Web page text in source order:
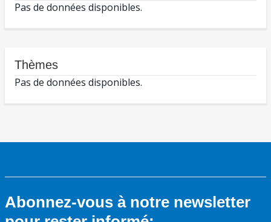
Pas de données disponibles.
Thèmes
Pas de données disponibles.
Abonnez-vous à notre newsletter